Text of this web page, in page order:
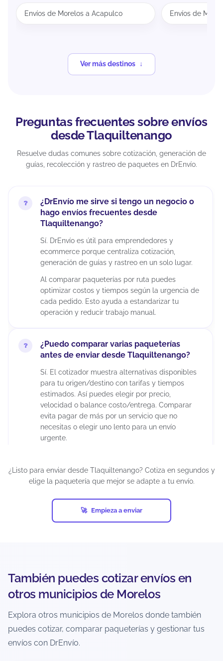
Envíos de Morelos a Acapulco Envíos de
Ver más destinos
Preguntas frecuentes sobre envíos
desde Tlaquiltenango
Resuelve dudas comunes sobre cotización, generación de
guías, recolección y rastreo de paquetes en DrEnvío.
¿DrEnvío me sirve si tengo un negocio o
hago envíos frecuentes desde
Tlaquiltenango?
Sí. DrEnvío es útil para emprendedores y
ecommerce porque centraliza cotización,
generación de guías y rastreo en un solo lugar.
Al comparar paqueterías por ruta puedes
optimizar costos y tiempos según la urgencia de
cada pedido. Esto ayuda a estandarizar tu
operación y reducir trabajo manual.
¿Puedo comparar varias paqueterías
antes de enviar desde Tlaquiltenango?
Sí. El cotizador muestra alternativas disponibles
para tu origen/destino con tarifas y tiempos
estimados. Así puedes elegir por precio,
velocidad o balance costo/entrega. Comparar
evita pagar de más por un servicio que no
necesitas o elegir uno lento para un envío
urgente.
¿Puedo cancelar un envío después de
generar la guía?
Depende del estatus del envío y de la política de
la paquetería. Si el paquete aún no ha sido
recolectado o ingresado a la red, suele haber
pronto posible.
¿Cómo evito retrasos o incidencias al
enviar desde Tlaquiltenango?
Verifica dirección completa, código postal
¿Listo para enviar desde Tlaquiltenango? Cotiza en segundos y
elige la paquetería que mejor se adapte a tu envío.
Empieza a enviar
También puedes cotizar envíos en
otros municipios de Morelos
Explora otros municipios de Morelos donde también
puedes cotizar, comparar paqueterías y gestionar tus
envíos con DrEnvío.